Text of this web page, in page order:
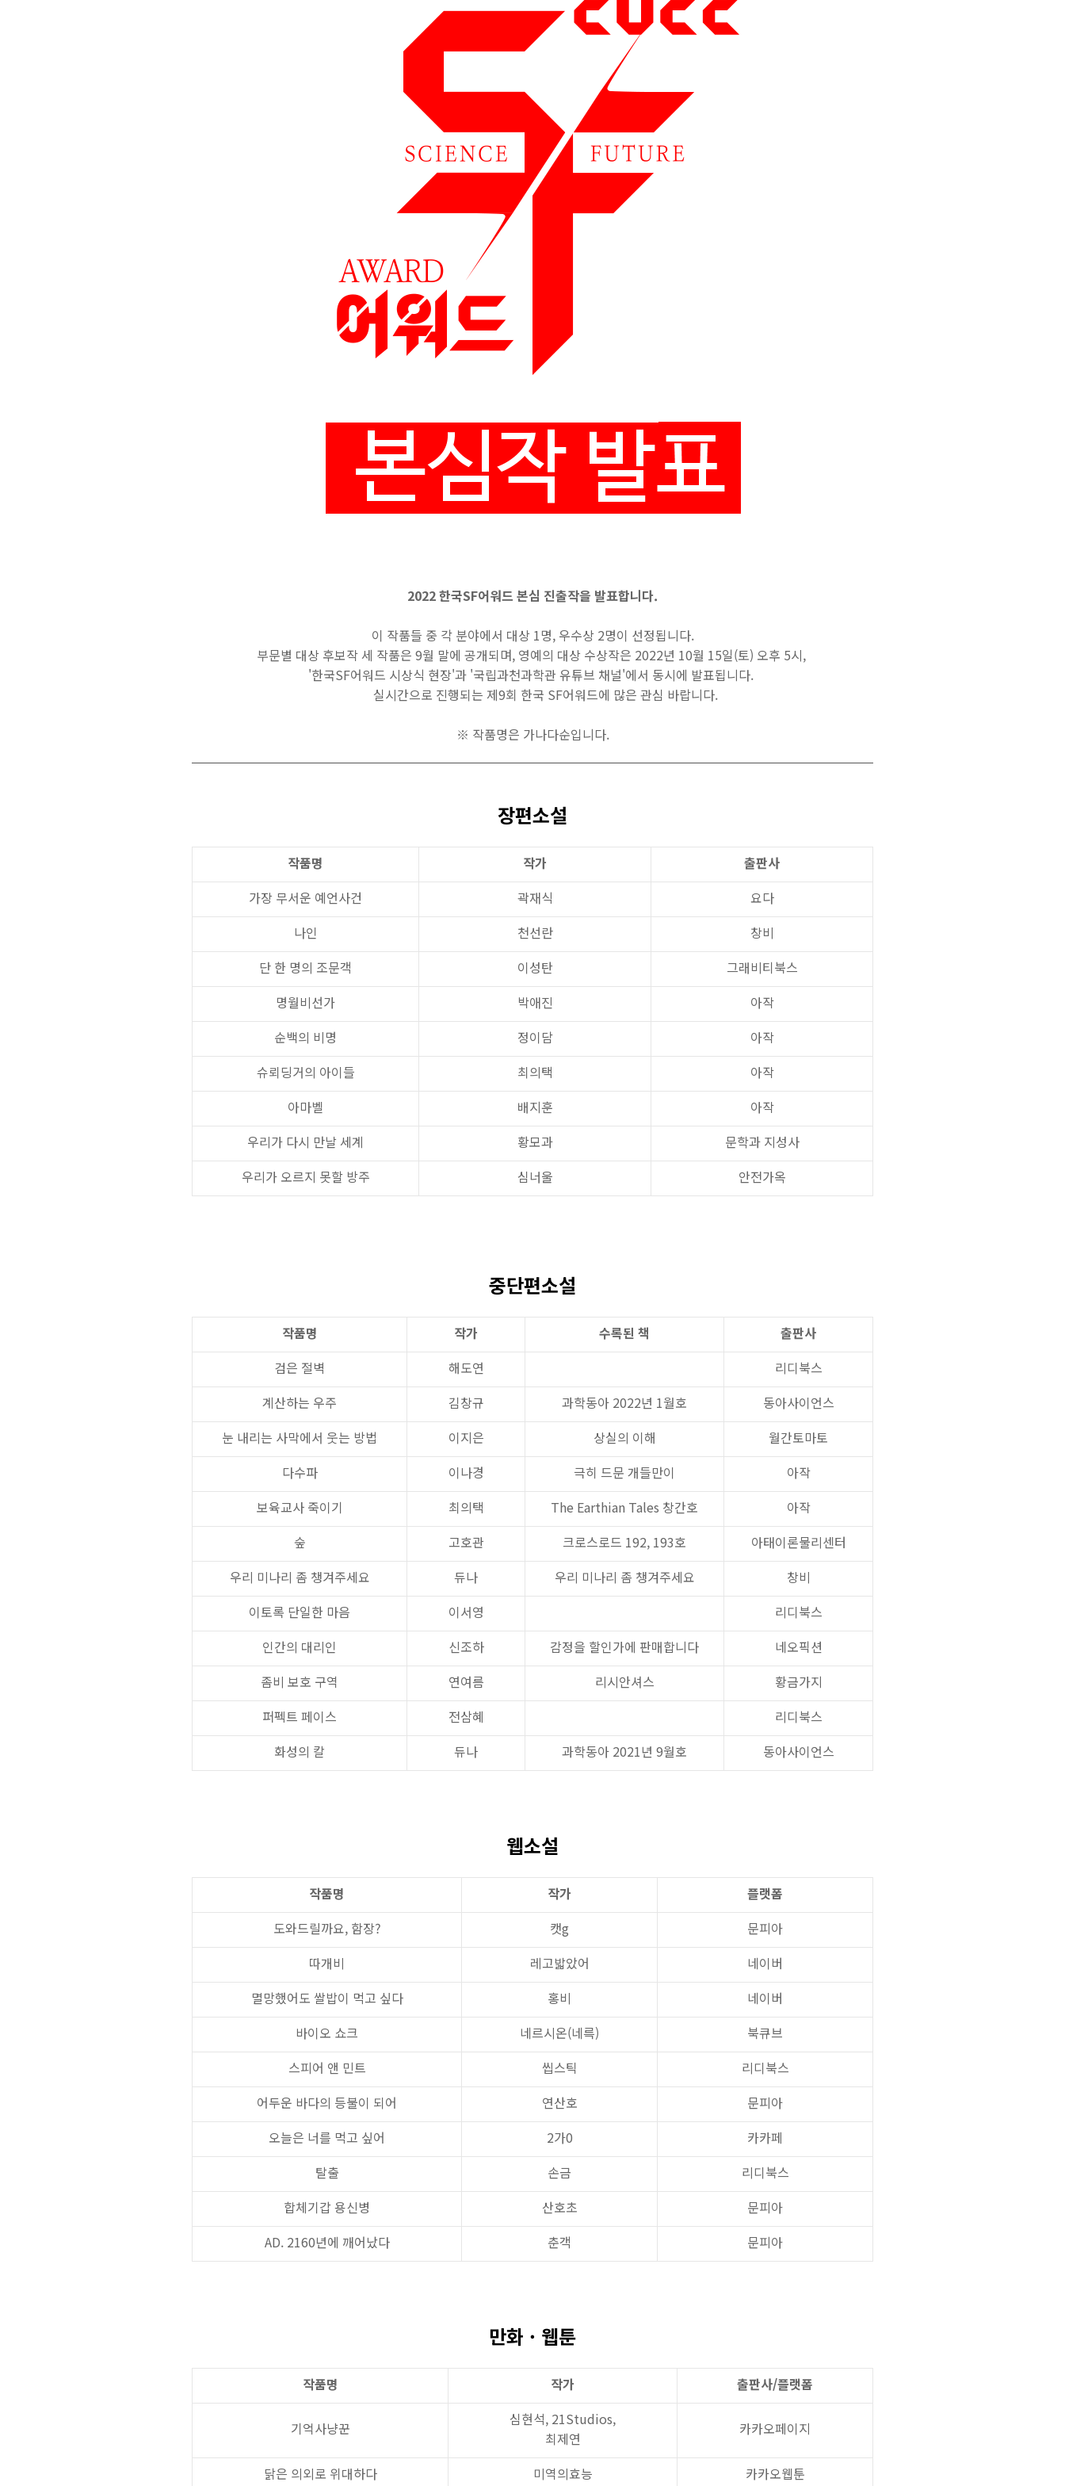
2022 한국SF어워드 본심 진출작을 발표합니다.
이 작품들 중 각 분야에서 대상 1명, 우수상 2명이 선정됩니다.
부문별 대상 후보작 세 작품은 9월 말에 공개되며,영예의 대상 수상작은 2022년 10월 15일(토) 오후 5시,
'한국SF어워드 시상식 현장'과 '국립과천과학관 유튜브 채널'에서 동시에 발표됩니다.
실시간으로 진행되는 제9회 한국 SF어워드에 많은 관심 바랍니다.
※ 작품명은 가나다순입니다.
장편소설
작품명 작가
출판사
가장 무서운 예언사건
곽재식
요다
나인
천선란
창비
단 한 명의 조문객
이성탄
그래비티북스
명월비선가
박애진
아작
순백의 비명
정이담
아작
슈뢰딩거의 아이들
최의택
아작
아마벨
배지훈
아작
우리가 다시 만날 세계
황모과
문학과 지성사
우리가 오르지 못할 방주
심너울 안전가옥
중단편소설
작품명 작가 수록된 책
출판사
검은 절벽
해도연
리디북스
계산하는 우주
김창규 과학동아 2022년 1월호
동아사이언스
눈 내리는 사막에서 웃는 방법
이지은 상실의 이해
월간토마토
다수파
이나경 극히 드문 개들만이
아작
보육교사 죽이기
최의택 The Earthian Tales 창간호
아작
숲
고호관 크로스로드 192, 193호
아태이론물리센터
우리 미나리 좀 챙겨주세요
듀나 우리 미나리 좀 챙겨주세요
창비
이토록 단일한 마음
이서영
리디북스
인간의 대리인
신조하 감정을 할인가에 판매합니다
네오픽션
좀비 보호 구역
연여름 리시안셔스
황금가지
퍼펙트 페이스
전삼혜
리디북스
화성의 칼
듀나 과학동아 2021년 9월호 동아사이언스
웹소설
작품명 작가
플랫폼
도와드릴까요, 함장?
캣g
문피아
따개비
레고밟았어
네이버
멸망했어도 쌀밥이 먹고 싶다
홍비
네이버
바이오 쇼크
네르시온(네륵)
북큐브
스피어 앤 민트
씹스틱
리디북스
어두운 바다의 등불이 되어
연산호
문피아
오늘은 너를 먹고 싶어
2가0
카카페
탈출
손금
리디북스
합체기갑 용신병
산호초
문피아
AD. 2160년에 깨어났다
춘객 문피아
만화 · 웹툰
작품명 작가 출판사/플랫폼
기억사냥꾼
심현석, 21Studios,
최제연
카카오페이지
닭은 의외로 위대하다 미역의효능 카카오웹툰